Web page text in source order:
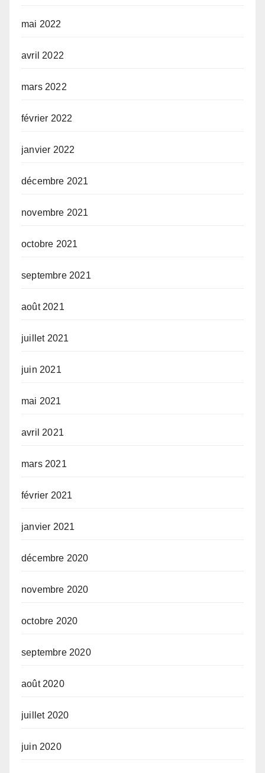
mai 2022
avril 2022
mars 2022
février 2022
janvier 2022
décembre 2021
novembre 2021
octobre 2021
septembre 2021
août 2021
juillet 2021
juin 2021
mai 2021
avril 2021
mars 2021
février 2021
janvier 2021
décembre 2020
novembre 2020
octobre 2020
septembre 2020
août 2020
juillet 2020
juin 2020